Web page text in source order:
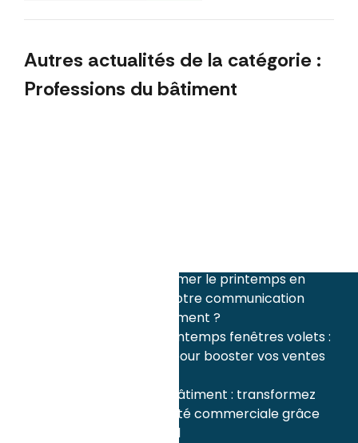
Autres actualités de la catégorie :
Professions du bâtiment
Comment transformer le printemps en
période d'or pour votre communication
façade dans le bâtiment ?
Communication printemps fenêtres volets :
Guide stratégique pour booster vos ventes
Professionnels du bâtiment : transformez
l'hiver en opportunité commerciale grâce
au marketing digital